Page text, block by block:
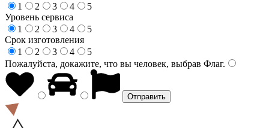
1
2 3 4
5
Уровень сервиса
1
2 3 4
5
Срок изготовления
1
2 3 4
5
Пожалуйста, докажите, что вы человек, выбрав Флаг.